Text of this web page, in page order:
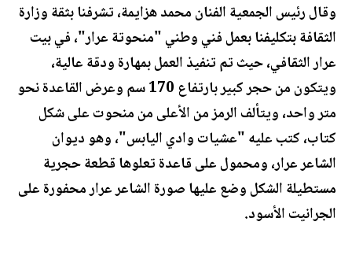
وقال رئيس الجمعية الفنان محمد هزايمة، تشرفنا بثقة وزارة
الثقافة بتكليفنا بعمل فني وطني "منحوتة عرار"، في بيت
عرار الثقافي، حيث تم تنفيذ العمل بمهارة ودقة عالية،
ويتكون من حجر كبير بارتفاع 170 سم وعرض القاعدة نحو
متر واحد، ويتألف الرمز من الأعلى من منحوت على شكل
كتاب، كتب عليه "عشيات وادي اليابس"، وهو ديوان
الشاعر عرار، ومحمول على قاعدة تعلوها قطعة حجرية
مستطيلة الشكل وضع عليها صورة الشاعر عرار محفورة على
الجرانيت الأسود.